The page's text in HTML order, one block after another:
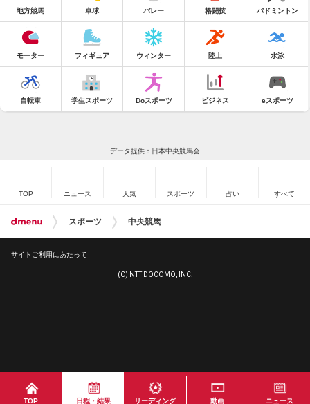
TOP 日程・結果 リーディング 動画 ニュース
地方競馬 卓球 バレー 格闘技 バドミントン
モーター フィギュア ウィンター 陸上 水泳
自転車 学生スポーツ Doスポーツ ビジネス eスポーツ
データ提供：日本中央競馬会
TOP ニュース 天気 スポーツ 占い すべて
スポーツ 中央競馬
サイトご利用にあたって
(C) NTT DOCOMO, INC.